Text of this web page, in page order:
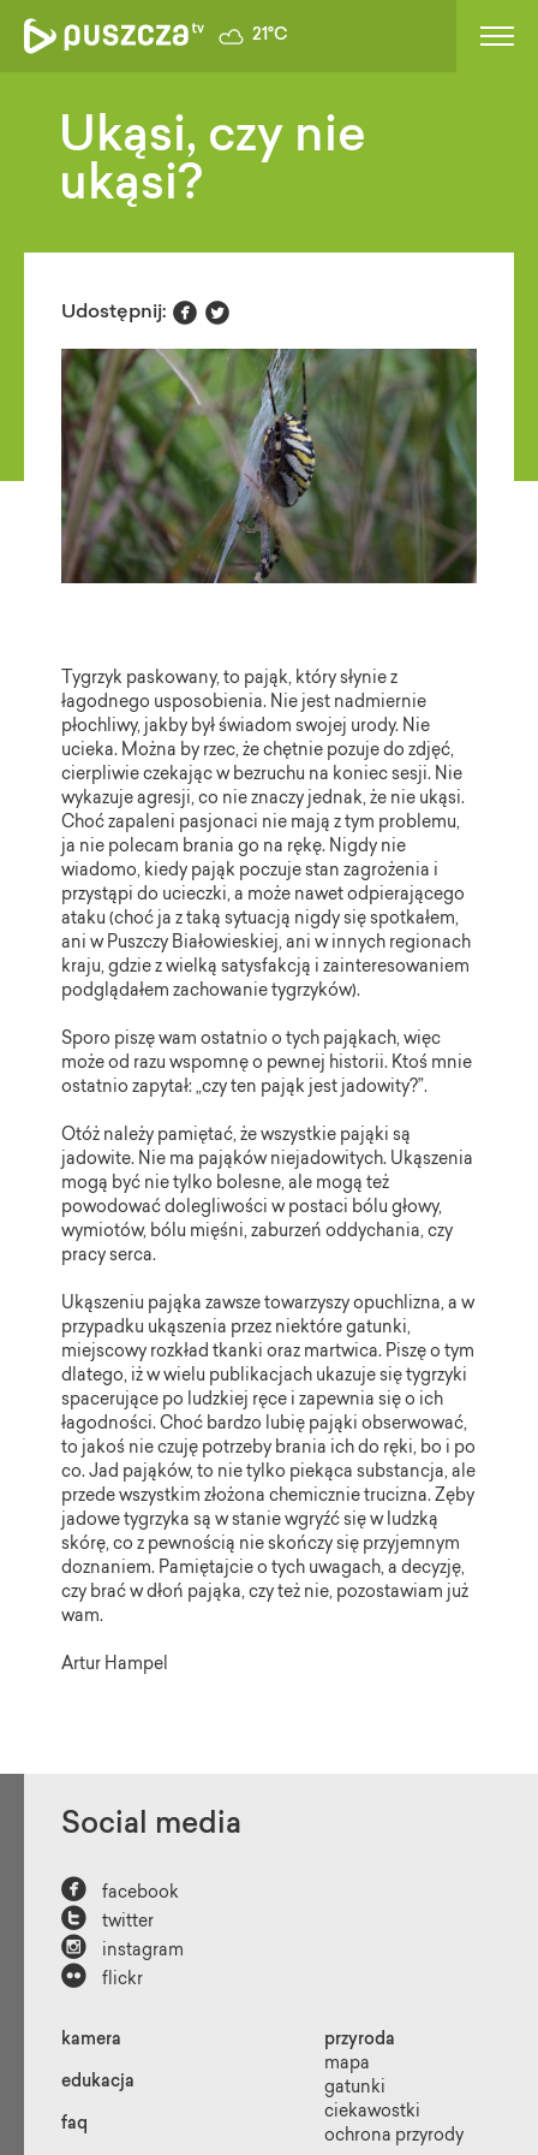
21°C
Ukąsi, czy nie
ukąsi?
Udostępnij:  
Tygrzyk paskowany, to pająk, który słynie z
łagodnego usposobienia. Nie jest nadmiernie
płochliwy, jakby był świadom swojej urody. Nie
ucieka. Można by rzec, że chętnie pozuje do zdjęć,
cierpliwie czekając w bezruchu na koniec sesji. Nie
wykazuje agresji, co nie znaczy jednak, że nie ukąsi.
Choć zapaleni pasjonaci nie mają z tym problemu,
ja nie polecam brania go na rękę. Nigdy nie
wiadomo, kiedy pająk poczuje stan zagrożenia i
przystąpi do ucieczki, a może nawet odpierającego
ataku (choć ja z taką sytuacją nigdy się spotkałem,
ani w Puszczy Białowieskiej, ani w innych regionach
kraju, gdzie z wielką satysfakcją i zainteresowaniem
podglądałem zachowanie tygrzyków).
Sporo piszę wam ostatnio o tych pająkach, więc
może od razu wspomnę o pewnej historii. Ktoś mnie
ostatnio zapytał: „czy ten pająk jest jadowity?”.
Otóż należy pamiętać, że wszystkie pająki są
jadowite. Nie ma pająków niejadowitych. Ukąszenia
mogą być nie tylko bolesne, ale mogą też
powodować dolegliwości w postaci bólu głowy,
wymiotów, bólu mięśni, zaburzeń oddychania, czy
pracy serca.
Ukąszeniu pająka zawsze towarzyszy opuchlizna, a w
przypadku ukąszenia przez niektóre gatunki,
miejscowy rozkład tkanki oraz martwica. Piszę o tym
dlatego, iż w wielu publikacjach ukazuje się tygrzyki
spacerujące po ludzkiej ręce i zapewnia się o ich
łagodności. Choć bardzo lubię pająki obserwować,
to jakoś nie czuję potrzeby brania ich do ręki, bo i po
co. Jad pająków, to nie tylko piekąca substancja, ale
przede wszystkim złożona chemicznie trucizna. Zęby
jadowe tygrzyka są w stanie wgryźć się w ludzką
skórę, co z pewnością nie skończy się przyjemnym
doznaniem. Pamiętajcie o tych uwagach, a decyzję,
czy brać w dłoń pająka, czy też nie, pozostawiam już
wam.
Artur Hampel
Social media
 facebook
 twitter
 instagram
 flickr
kamera
edukacja
faq
przyroda
mapa
gatunki
ciekawostki
ochrona przyrody